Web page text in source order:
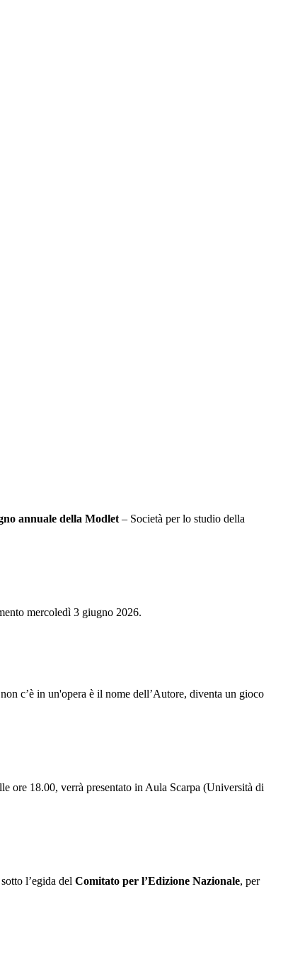
annuale della Modlet – Società per lo studio della
mercoledì 3 giugno 2026.
c’è in un'opera è il nome dell’Autore, diventa un gioco
ore 18.00, verrà presentato in Aula Scarpa (Università di
l’egida del Comitato per l’Edizione Nazionale, per